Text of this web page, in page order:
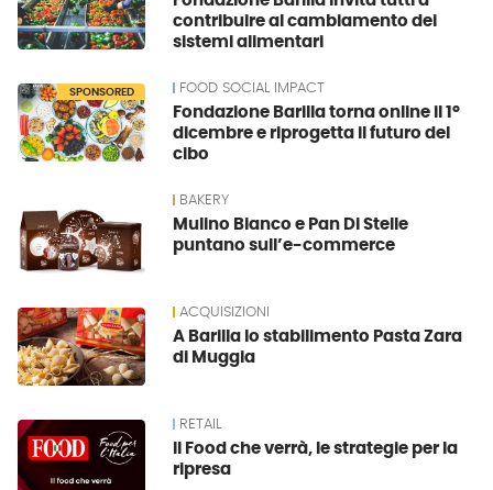
contribuire al cambiamento dei
sistemi alimentari
SPONSORED FOOD SOCIAL IMPACT
Fondazione Barilla torna online il 1°
dicembre e riprogetta il futuro del
cibo
BAKERY
Mulino Bianco e Pan Di Stelle
puntano sull’e-commerce
ACQUISIZIONI
A Barilla lo stabilimento Pasta Zara
di Muggia
RETAIL
Il Food che verrà, le strategie per la
ripresa